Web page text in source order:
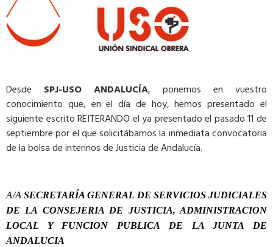
Desde SPJ-USO ANDALUCÍA, ponemos en vuestro
conocimiento que, en el día de hoy, hemos presentado el
siguiente escrito REITERANDO el ya presentado el pasado 11 de
septiembre por el que solicitábamos la inmediata convocatoria
de la bolsa de interinos de Justicia de Andalucía.
A/ASECRETARÍA GENERAL DE SERVICIOS JUDICIALES
DE LA CONSEJERIA DE JUSTICIA, ADMINISTRACION
LOCAL Y FUNCION PUBLICA DE LA JUNTA DE
ANDALUCIA